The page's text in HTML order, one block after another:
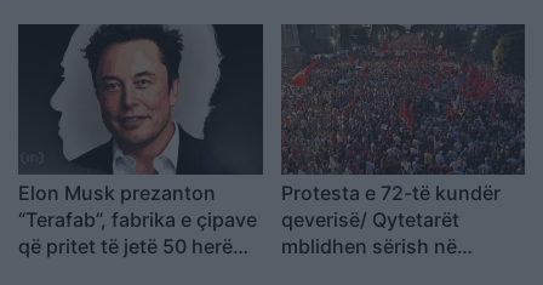
Elon Musk prezanton
“Terafab”, fabrika e çipave
që pritet të jetë 50 herë
Protesta e 72-të kundër
qeverisë/ Qytetarët
mblidhen sërish në